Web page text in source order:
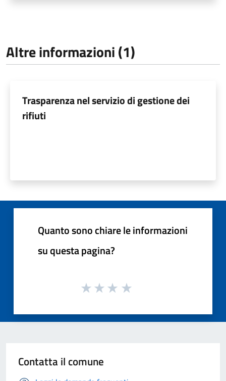
Altre informazioni (1)
Trasparenza nel servizio di gestione dei
rifiuti
Quanto sono chiare le informazioni
su questa pagina?
Contatta il comune